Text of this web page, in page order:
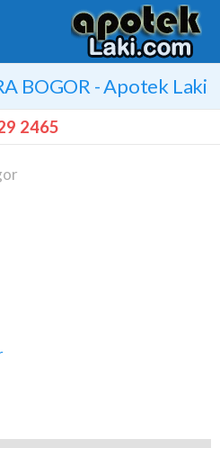
BOGOR - Apotek Laki
2465